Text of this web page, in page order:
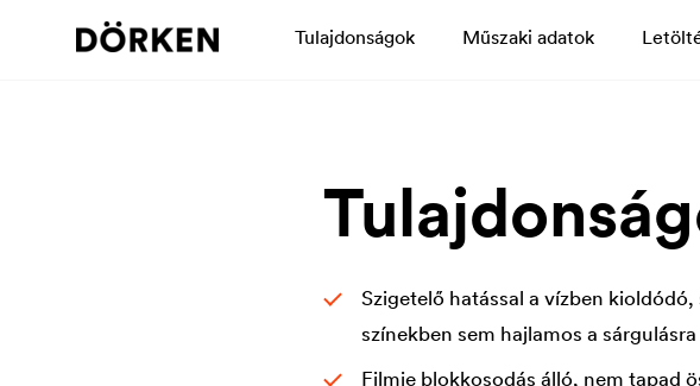
Tulajdonságok Műszaki adatok
Szigetelő hatással a vízben
színekben sem hajlamos a sárgulásra
Filmje blokkosodás álló, nem tapad